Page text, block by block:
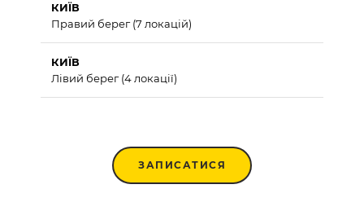
КИЇВ
Правий берег (7 локацій)
КИЇВ
Лівий берег (4 локації)
ЗАПИСАТИСЯ